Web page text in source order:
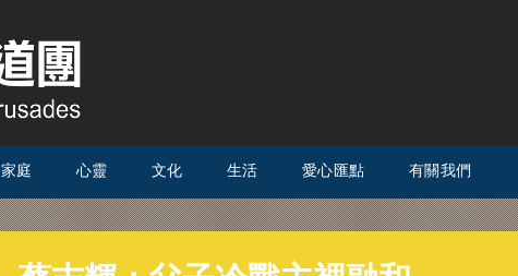
家庭 心靈 文化 生活 愛心匯點 有關我們